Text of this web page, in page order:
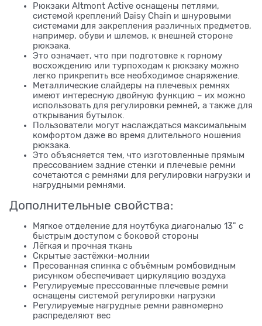
Рюкзаки Altmont Active оснащены петлями,
системой креплений Daisy Chain и шнуровыми
системами для закрепления различных предметов,
например, обуви и шлемов, к внешней стороне
рюкзака.
Это означает, что при подготовке к горному
восхождению или турпоходам к рюкзаку можно
легко прикрепить все необходимое снаряжение.
Металлические слайдеры на плечевых ремнях
имеют интересную двойную функцию – их можно
использовать для регулировки ремней, а также для
открывания бутылок.
Пользователи могут наслаждаться максимальным
комфортом даже во время длительного ношения
рюкзака.
Это объясняется тем, что изготовленные прямым
прессованием задние стенки и плечевые ремни
сочетаются с ремнями для регулировки нагрузки и
нагрудными ремнями.
Дополнительные свойства:
Мягкое отделение для ноутбука диагональю 13" с
быстрым доступом с боковой стороны
Лёгкая и прочная ткань
Скрытые застёжки-молнии
Пресованная спинка с объёмным ромбовидным
рисунком обеспечивает циркуляцию воздуха
Регулируемые прессованные плечевые ремни
оснащены системой регулировки нагрузки
Регулируемые нагрудные ремни равномерно
распределяют вес